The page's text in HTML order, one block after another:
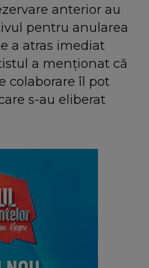
anterior au
pentru anularea
a atras imediat
a menționat că
colaborare îl pot
s-au eliberat